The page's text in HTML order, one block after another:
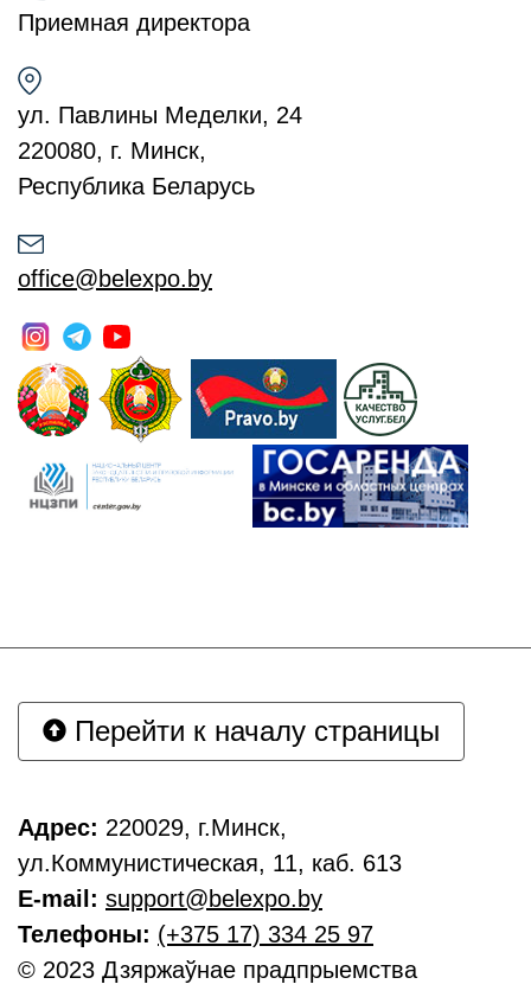
Приемная директора
ул. Павлины Меделки, 24
220080, г. Минск,
Республика Беларусь
office@belexpo.by
Перейти к началу страницы
Адрес: 220029, г.Минск,
ул.Коммунистическая, 11, каб. 613
E-mail: support@belexpo.by
Телефоны: (+375 17) 334 25 97
© 2023 Дзяржаўнае прадпрыемства